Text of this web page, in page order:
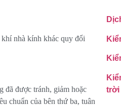
nhà kính khác quy đổi
đã được tránh, giảm hoặc
chuẩn của bên thứ ba, tuân
trời